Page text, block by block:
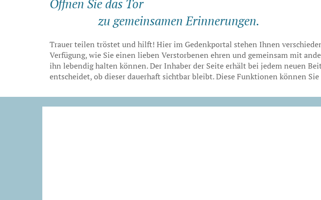
Öffnen Sie das Tor
zu gemeinsamen Erinnerungen.
Trauer teilen tröstet und hilft! Hier im Gedenkportal stehen Ihnen
Verfügung, wie Sie einen lieben Verstorbenen ehren und gemeinsam mit
ihn lebendig halten können. Der Inhaber der Seite erhält bei jedem neuen
entscheidet, ob dieser dauerhaft sichtbar bleibt. Diese Funktionen können